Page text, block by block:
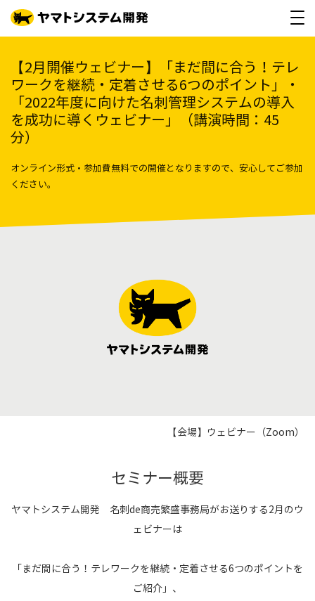
【2月開催ウェビナー】「まだ間に合う！テレ
ワークを継続・定着させる6つのポイント」・
「2022年度に向けた名刺管理システムの導入
を成功に導くウェビナー」（講演時間：45
分）
オンライン形式・参加費無料での開催となりますので、安心してご参加
ください。
【会場】ウェビナー（Zoom）
セミナー概要
ヤマトシステム開発 名刺de商売繁盛事務局がお送りする2月のウ
ェビナーは
「まだ間に合う！テレワークを継続・定着させる6つのポイントを
ご紹介」、